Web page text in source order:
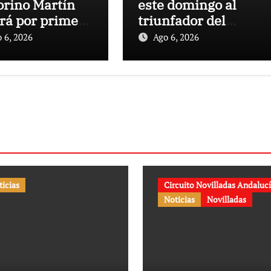
Martín
por primera
la Plaza de
6, 2026
este domingo al
triunfador del
Circuito de
Ago 6, 2026
Circuito Novilladas
Noticias
Novilladas